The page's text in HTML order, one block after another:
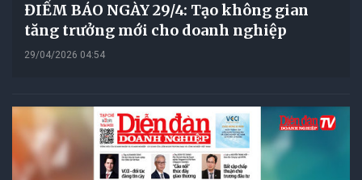
ĐIỂM BÁO NGÀY 29/4: Tạo không gian
tăng trưởng mới cho doanh nghiệp
29/04/2026 04:54